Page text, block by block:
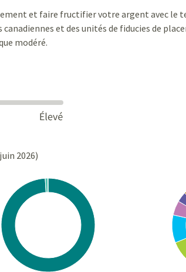
et faire fructifier votre argent avec le
et des unités de fiducies de
modéré.
2026)
Chart
Pie chart with 4 slices.
View as data table, Chart